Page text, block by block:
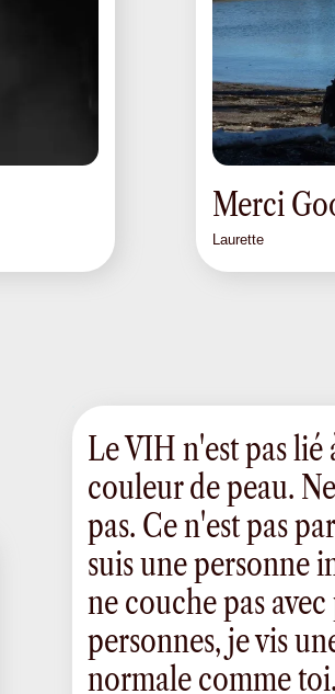
Merci
Laurette
Le VIH n'est pas lié
couleur de peau.
pas. Ce n'est pas
suis une personne
ne couche pas
personnes, je vis
normale comme